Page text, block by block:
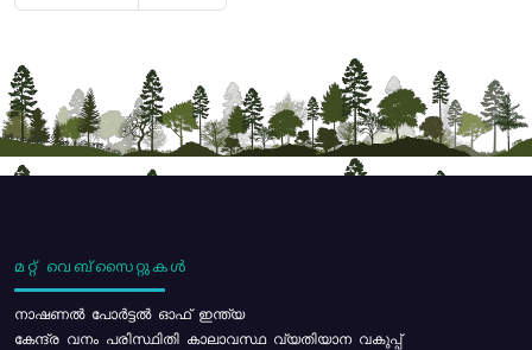
മറ്റ് വെബ്സൈറ്റുകൾ
നാഷണൽ പോർട്ടൽ ഓഫ് ഇന്ത്യ
കേന്ദ്ര വനം പരിസ്ഥിതി കാലാവസ്ഥ വ്യതിയാന വകുപ്പ്